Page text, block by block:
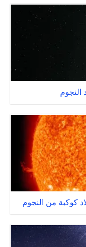
النجوم
كوكبة من النجوم